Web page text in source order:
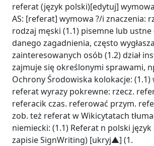
referat (język polski)[edytuj]
AS: [referat] wymowa ?/i znaczenia:
rodzaj męski (1.1) pisemne lub
danego zagadnienia, często
zainteresowanych osób (1.2) dział
zajmuje się określonymi sprawami,
Ochrony Środowiska kolokacje: (1.1)
referat wyrazy pokrewne: rzecz.
referacik czas. referować przym.
zob. też referat w Wikicytatach
niemiecki: (1.1) Referat n polski
zapisie SignWriting) [ukryj▲] (1.